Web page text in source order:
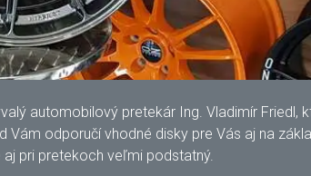
automobilový pretekár Ing. Vladimír Friedl,
odporučí vhodné disky pre Vás aj na
pri pretekoch veľmi podstatný.